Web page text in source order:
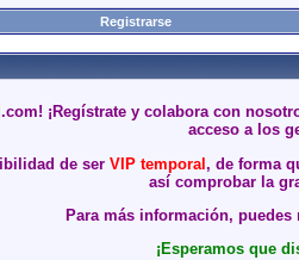
Registrarse
¡Regístrate y colabora con
acceso a los
de ser VIP temporal, de forma
así comprobar la
Para más información, puedes
¡Esperamos que